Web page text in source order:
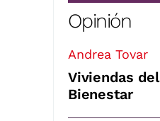
Opinión
Andrea Tovar
Viviendas del
Bienestar